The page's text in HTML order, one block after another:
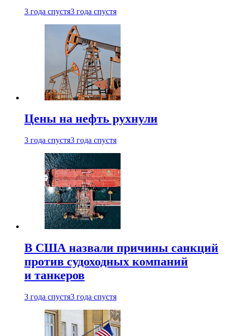
3 года спустя3 года спустя
Цены на нефть рухнули
3 года спустя3 года спустя
В США назвали причины санкций
против судоходных компаний
и танкеров
3 года спустя3 года спустя